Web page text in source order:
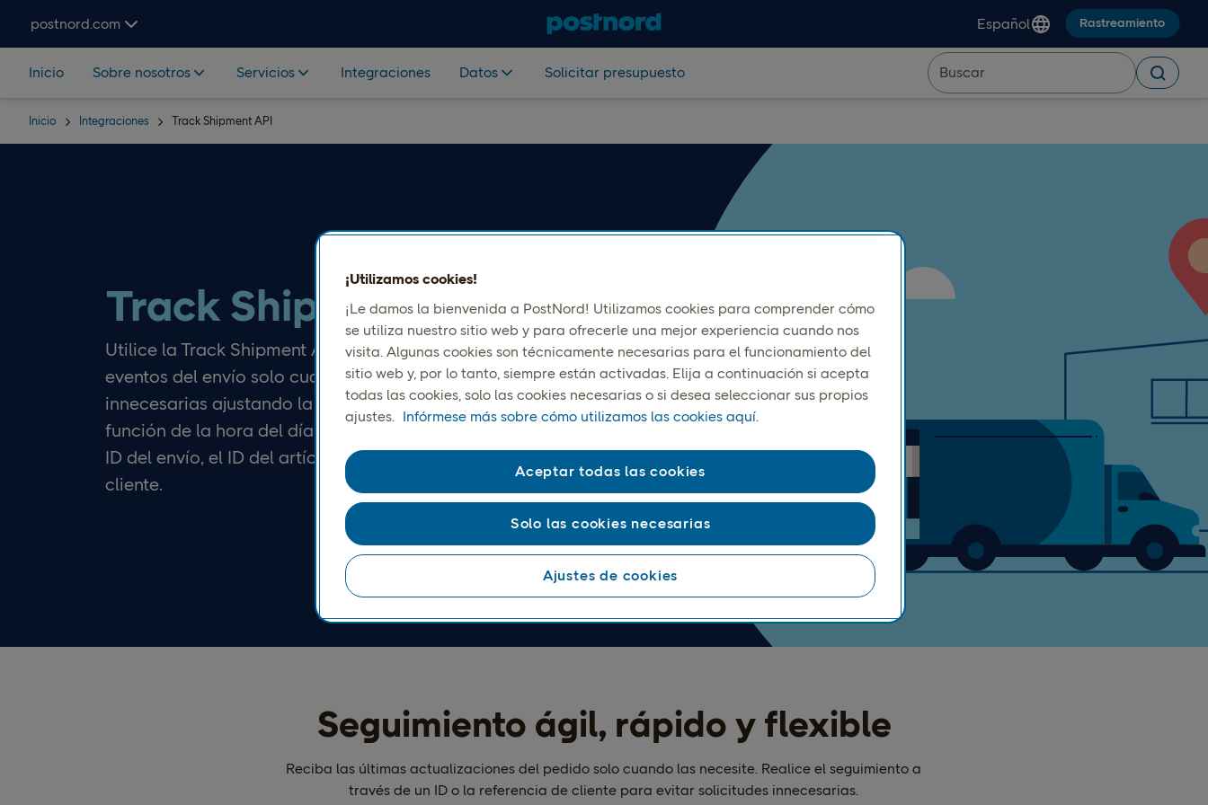
postnord.com
Español Rastreamiento
Inicio Sobre nosotros Servicios Integraciones Datos Solicitar presupuesto
Inicio Integraciones Track Shipment API
Track Shipment API
Utilice la Track Shipment API de envíos para mostrar los últimos
eventos del envío solo cuando sea necesario. Evite solicitudes
innecesarias ajustando la frecuencia de las actualizaciones en
función de la hora del día. Puede realizar seguimientos usando el
ID del envío, el ID del artículo o el número y la referencia del
cliente.
Seguimiento ágil, rápido y flexible
Reciba las últimas actualizaciones del pedido solo cuando las necesite. Realice el seguimiento a
través de un ID o la referencia de cliente para evitar solicitudes innecesarias.
¡Utilizamos cookies!
¡Le damos la bienvenida a PostNord! Utilizamos cookies para comprender cómo
se utiliza nuestro sitio web y para ofrecerle una mejor experiencia cuando nos
visita. Algunas cookies son técnicamente necesarias para el funcionamiento del
sitio web y, por lo tanto, siempre están activadas. Elija a continuación si acepta
todas las cookies, solo las cookies necesarias o si desea seleccionar sus propios
ajustes. Infórmese más sobre cómo utilizamos las cookies aquí.
Ajustes de cookies
Solo las cookies necesarias
Aceptar todas las cookies